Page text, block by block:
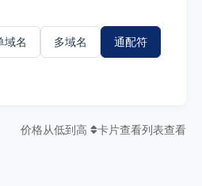
域名 多域名 通配符
价格从低到高 卡片查看列表查看